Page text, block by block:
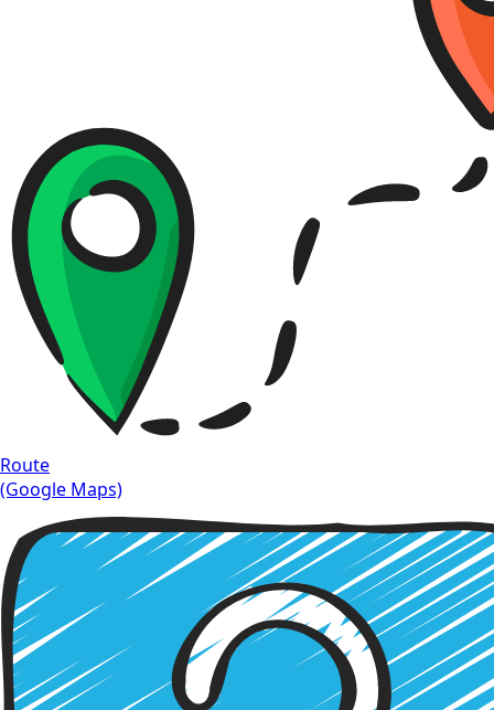
Route
(Google Maps)